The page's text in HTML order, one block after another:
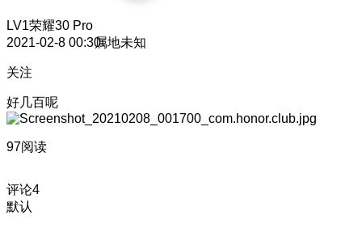
LV1荣耀30 Pro
2021-02-8 00:30属地未知
关注
好几百呢
97阅读
评论4
默认